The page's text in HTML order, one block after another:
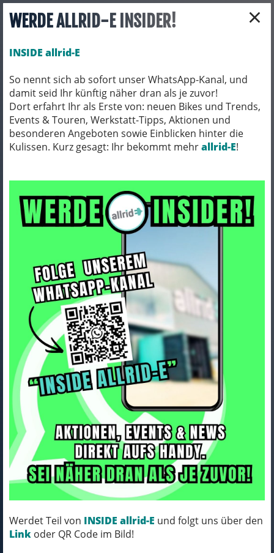
×
WERDE ALLRID-E INSIDER!
INSIDE allrid-E
So nennt sich ab sofort unser WhatsApp-Kanal, und
damit seid Ihr künftig näher dran als je zuvor!
Dort erfahrt Ihr als Erste von: neuen Bikes und Trends,
Events & Touren, Werkstatt-Tipps, Aktionen und
besonderen Angeboten sowie Einblicken hinter die
Kulissen. Kurz gesagt: Ihr bekommt mehrallrid-E!
Werdet Teil von INSIDE allrid-E und folgt uns über den
Link oder QR Code im Bild!
Toggle navigation
FAHRRADTEILE KETTEN
Ketten
Seite « 1 2 6 8
236 Ergebnisse
Trek Chainstay Trek Fuel Alloy 2026
Juniper/Blue Sage